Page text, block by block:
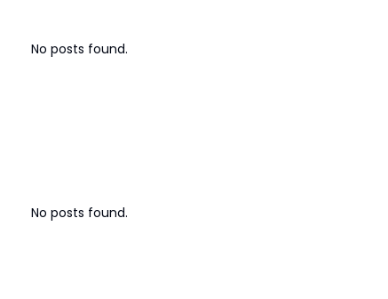
No posts found.
No posts found.